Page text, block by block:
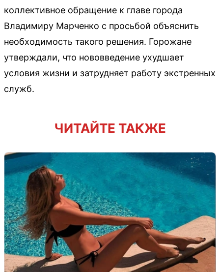
коллективное обращение к главе города
Владимиру Марченко с просьбой объяснить
необходимость такого решения. Горожане
утверждали, что нововведение ухудшает
условия жизни и затрудняет работу экстренных
служб.
ЧИТАЙТЕ ТАКЖЕ